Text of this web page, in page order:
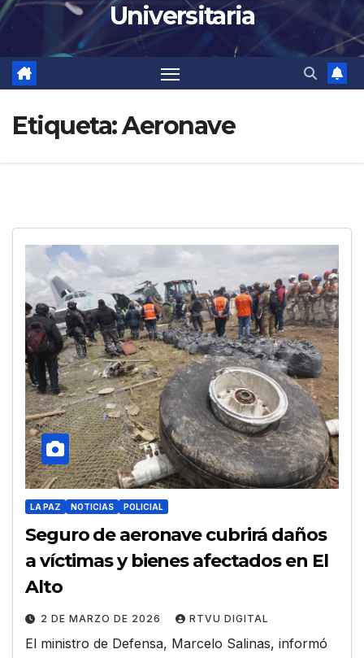
Universitaria
Etiqueta:Aeronave
LA PAZ NOTICIAS POLICIAL
Seguro de aeronave cubrirá daños
a víctimas y bienes afectados en El
Alto
2 DE MARZO DE 2026 RTVU DIGITAL
El ministro de Defensa, Marcelo Salinas, informó